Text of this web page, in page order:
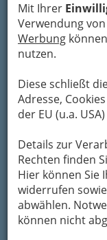
Mit Ihrer
Verwendung von
Werbung
nutzen.
Diese schließt
Adresse,
der EU (u.a.
Details zur
Rechten finden
Hier können Sie
widerrufen
abwählen.
können nicht
Karte